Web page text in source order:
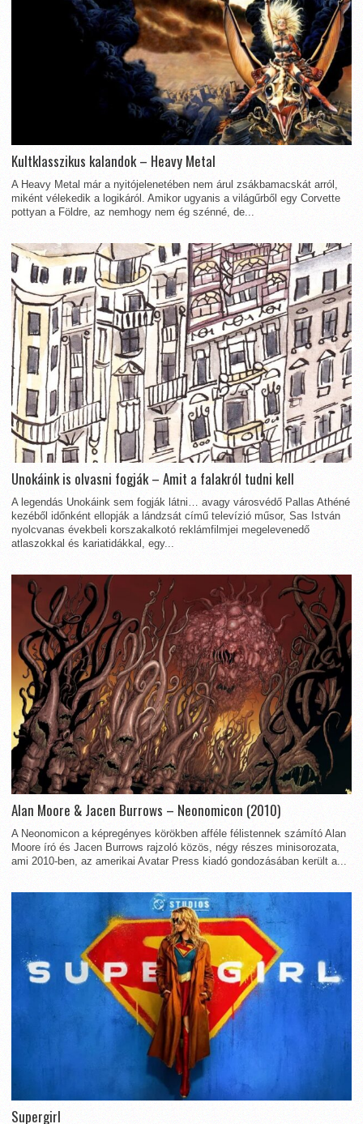
Kultklasszikus kalandok – Heavy Metal
A Heavy Metal már a nyitójelenetében nem árul zsákbamacskát arról,
miként vélekedik a logikáról. Amikor ugyanis a világűrből egy Corvette
pottyan a Földre, az nemhogy nem ég szénné, de...
Unokáink is olvasni fogják – Amit a falakról tudni kell
A legendás Unokáink sem fogják látni… avagy városvédő Pallas Athéné
kezéből időnként ellopják a lándzsát című televízió műsor, Sas István
nyolcvanas évekbeli korszakalkotó reklámfilmjei megelevenedő
atlaszokkal és kariatidákkal, egy...
Alan Moore & Jacen Burrows – Neonomicon (2010)
A Neonomicon a képregényes körökben afféle félistennek számító Alan
Moore író és Jacen Burrows rajzoló közös, négy részes minisorozata,
ami 2010-ben, az amerikai Avatar Press kiadó gondozásában került a...
Supergirl